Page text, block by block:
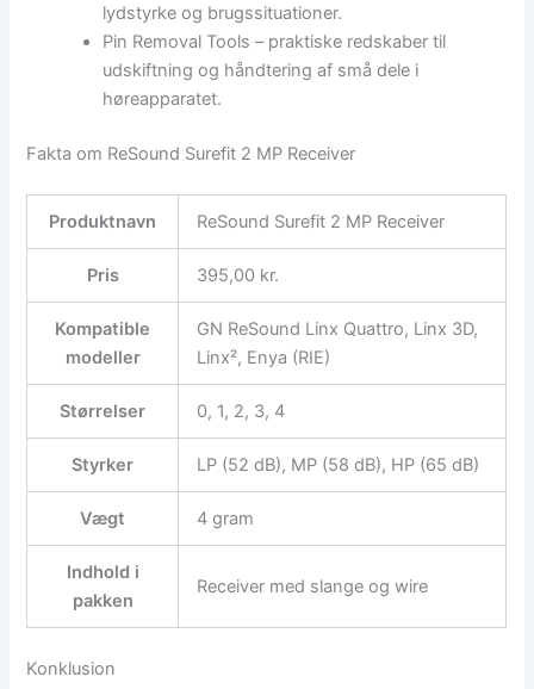
lydstyrke og brugssituationer.
Pin Removal Tools – praktiske redskaber til
udskiftning og håndtering af små dele i
høreapparatet.
Fakta om ReSound Surefit 2 MP Receiver
Produktnavn ReSound Surefit 2 MP Receiver
Pris 395,00 kr.
Kompatible
modeller
GN ReSound Linx Quattro, Linx 3D,
Linx², Enya (RIE)
Størrelser 0, 1, 2, 3, 4
Styrker LP (52 dB), MP (58 dB), HP (65 dB)
Vægt 4 gram
Indhold i
pakken
Receiver med slange og wire
Konklusion